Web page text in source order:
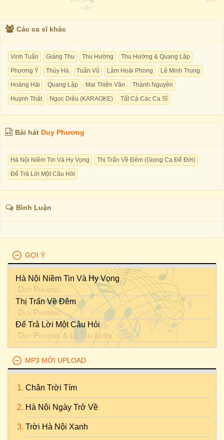
Các ca sĩ khác
Vinh Tuấn Giáng Thu Thu Hường
Thu Hường & Quang Lập
Phương Ý
Thúy Hà Tuấn Vũ Lâm Hoài Phong
Lê Minh Trung
Hoàng Hải
Quang Lập Mai Thiên Vân
Thành Nguyên
Huỳnh Thật
Ngọc Diệu (KARAOKE) Tất Cả Các Ca Sĩ
Bài hát Duy Phương
Hà Nội Niềm Tin Và Hy Vọng
Thị Trấn Về Đêm (Giọng Ca Để Đời)
Để Trả Lời Một Câu Hỏi
Bình Luận
GỢI Ý
Hà Nội Niềm Tin Và Hy Vọng
Duy Phương
Thị Trấn Về Đêm
Duy Phương
Để Trả Lời Một Câu Hỏi
Duy Phương & Lê Thu Uyên
MP3 MỚI UPLOAD
Chân Trời Tím
Hà Nội Ngày Trở Về
Trời Hà Nội Xanh